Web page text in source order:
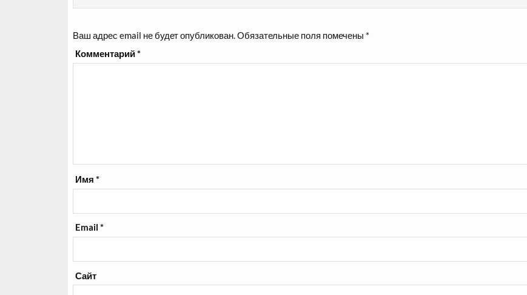
Ваш адрес email не будет опубликован.Обязательные поля помечены *
Комментарий*
Имя*
Email*
Сайт